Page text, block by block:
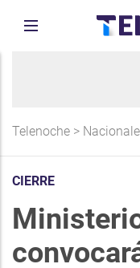
Telenoche >
CIERRE